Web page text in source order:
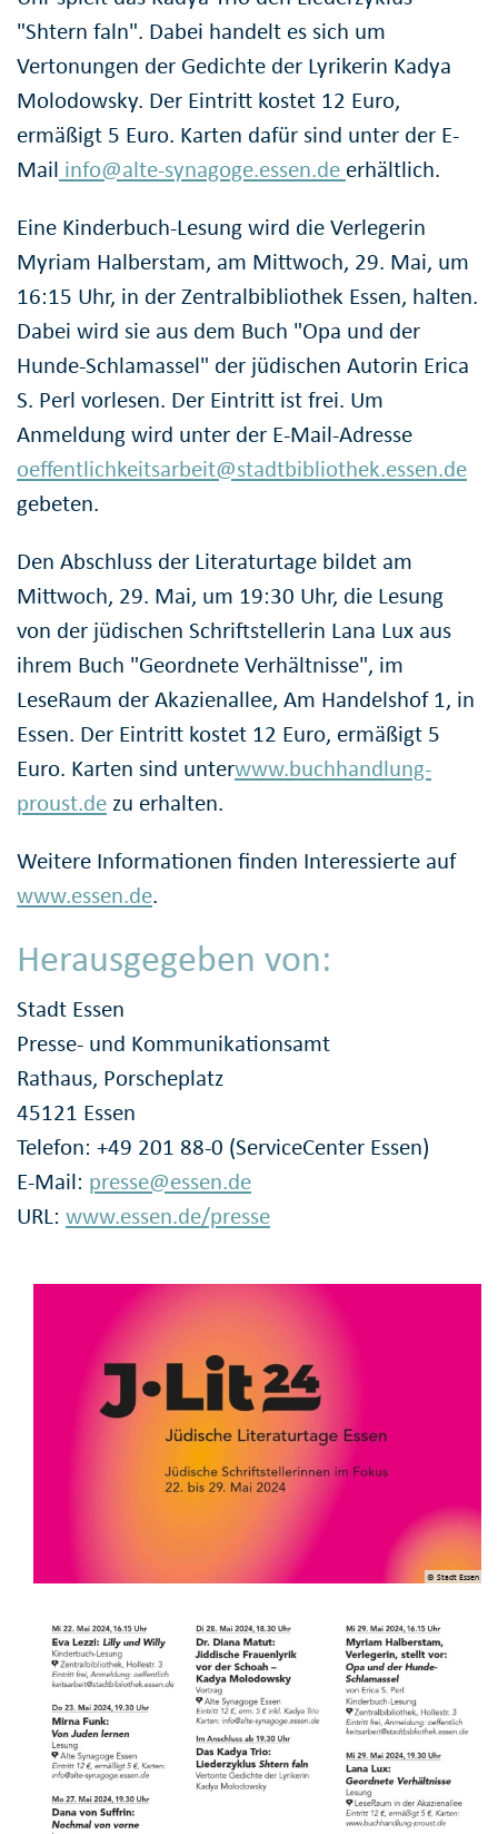
"Shtern faln". Dabei handelt es sich um
Vertonungen der Gedichte der Lyrikerin Kadya
Molodowsky. Der Eintritt kostet 12 Euro,
ermäßigt 5 Euro. Karten dafür sind unter der E-
Mail info@alte-synagoge.essen.de erhältlich.
Eine Kinderbuch-Lesung wird die Verlegerin
Myriam Halberstam, am Mittwoch, 29. Mai, um
16:15 Uhr, in der Zentralbibliothek Essen, halten.
Dabei wird sie aus dem Buch "Opa und der
Hunde-Schlamassel" der jüdischen Autorin Erica
S. Perl vorlesen. Der Eintritt ist frei. Um
Anmeldung wird unter der E-Mail-Adresse
oeffentlichkeitsarbeit@stadtbibliothek.essen.de
gebeten.
Den Abschluss der Literaturtage bildet am
Mittwoch, 29. Mai, um 19:30 Uhr, die Lesung
von der jüdischen Schriftstellerin Lana Lux aus
ihrem Buch "Geordnete Verhältnisse", im
LeseRaum der Akazienallee, Am Handelshof 1, in
Essen. Der Eintritt kostet 12 Euro, ermäßigt 5
Euro. Karten sind unterwww.buchhandlung-
proust.de zu erhalten.
Weitere Informationen finden Interessierte auf
www.essen.de.
Herausgegeben von:
Stadt Essen
Presse- und Kommunikationsamt
Rathaus, Porscheplatz
45121 Essen
Telefon: +49 201 88-0 (ServiceCenter Essen)
E-Mail: presse@essen.de
URL: www.essen.de/presse
© Stadt Essen